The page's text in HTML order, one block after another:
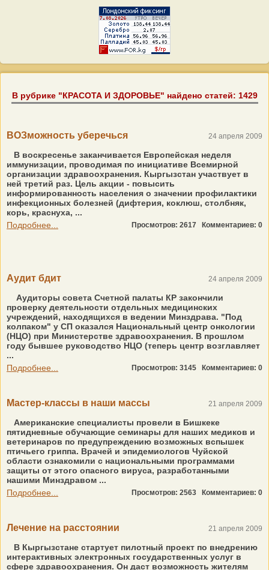
В рубрике "КРАСОТА И ЗДОРОВЬЕ" найдено статей: 1429
ВОЗможность уберечься 24 апреля 2009
В воскресенье заканчивается Европейская неделя
иммунизации, проводимая по инициативе Всемирной
организации здравоохранения. Кыргызстан участвует в
ней третий раз. Цель акции - повысить
информированность населения о значении профилактики
инфекционных болезней (дифтерия, коклюш, столбняк,
корь, краснуха, ...
Подробнее...
Просмотров: 2617 Комментариев: 0
Аудит бдит 24 апреля 2009
Аудиторы совета Счетной палаты КР закончили
проверку деятельности отдельных медицинских
учреждений, находящихся в ведении Минздрава. "Под
колпаком" у СП оказался Национальный центр онкологии
(НЦО) при Министерстве здравоохранения. В прошлом
году бывшее руководство НЦО (теперь центр возглавляет
...
Подробнее...
Просмотров: 3145 Комментариев: 0
Мастер-классы в наши массы 21 апреля 2009
Американские специалисты провели в Бишкеке
пятидневные обучающие семинары для наших медиков и
ветеринаров по предупреждению возможных вспышек
птичьего гриппа. Врачей и эпидемиологов Чуйской
области ознакомили с национальными программами
защиты от этого опасного вируса, разработанными
нашими Минздравом ...
Подробнее...
Просмотров: 2563 Комментариев: 0
Лечение на расстоянии 21 апреля 2009
В Кыргызстане стартует пилотный проект по внедрению
интерактивных электронных государственных услуг в
сфере здравоохранения. Он даст возможность жителям